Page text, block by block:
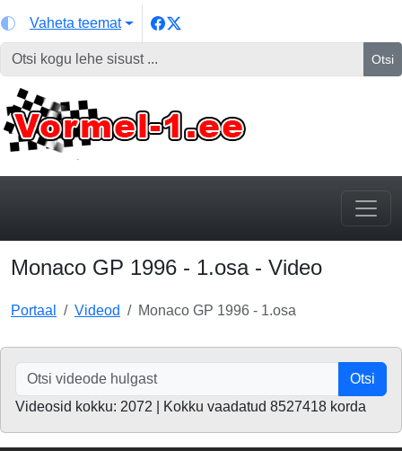
Vaheta teemat
Otsi
Monaco GP 1996 - 1.osa - Video
Portaal Videod Monaco GP 1996 - 1.osa
Otsi
Videosid kokku: 2072 | Kokku vaadatud 8527418 korda